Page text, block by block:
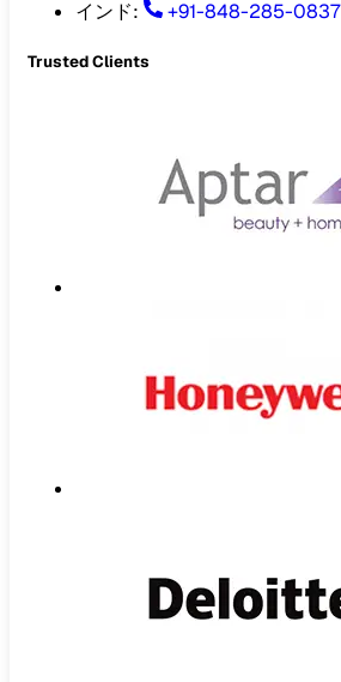
インド: +91-848-285-0837
Trusted Clients